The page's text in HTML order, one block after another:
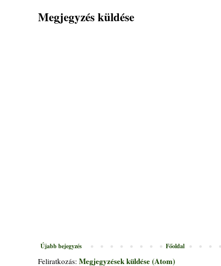
Megjegyzés küldése
Újabb bejegyzés Főoldal
Feliratkozás: Megjegyzések küldése (Atom)